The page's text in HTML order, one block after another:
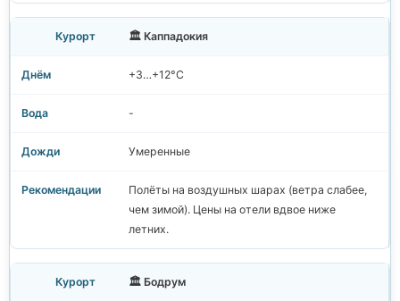
🏛️ Каппадокия
+3…+12°C
-
Умеренные
Полёты на воздушных шарах (ветра слабее,
чем зимой). Цены на отели вдвое ниже
летних.
🏛️ Бодрум